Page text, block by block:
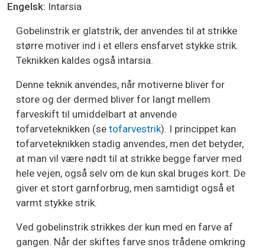
Engelsk Intarsia
Gobelinstrik er glatstrik, der anvendes til at strikke
større motiver ind i et ellers ensfarvet stykke strik.
Teknikken kaldes også intarsia.
Denne teknik anvendes, når motiverne bliver for
store og der dermed bliver for langt mellem
farveskift til umiddelbart at anvende
tofarveteknikken (se tofarvestrik). I princippet kan
tofarveteknikken stadig anvendes, men det betyder,
at man vil være nødt til at strikke begge farver med
hele vejen, også selv om de kun skal bruges kort. De
giver et stort garnforbrug, men samtidigt også et
varmt stykke strik.
Ved gobelinstrik strikkes der kun med en farve af
gangen. Når der skiftes farve snos trådene omkring